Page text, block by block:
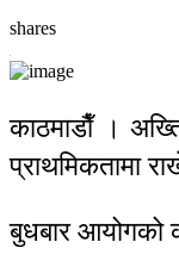
shares
काठमाडाैँ ।
प्राथमिकतामा
बुधबार आयोगको